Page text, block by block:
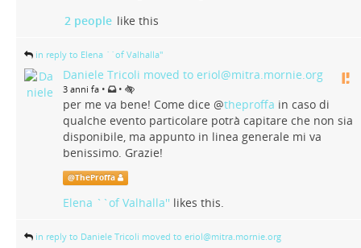
2 people like this
in reply to Elena ``of Valhalla''
Daniele Tricoli moved to eriol@mitra.mornie.org
3 anni fa • •
per me va bene! Come dice @theproffa in caso di
qualche evento particolare potrà capitare che non sia
disponibile, ma appunto in linea generale mi va
benissimo. Grazie!
@TheProffa
Elena ``of Valhalla'' likes this.
in reply to Daniele Tricoli moved to eriol@mitra.mornie.org